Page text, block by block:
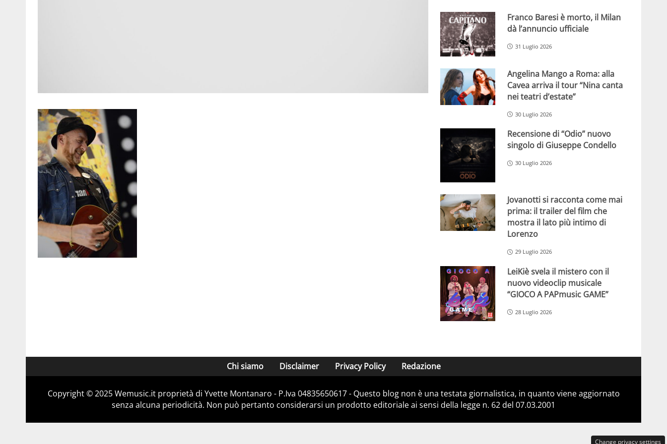
Franco Baresi è morto, il Milan
dà l’annuncio ufficiale
31 Luglio 2026
Angelina Mango a Roma: alla
Cavea arriva il tour “Nina canta
nei teatri d’estate”
30 Luglio 2026
Recensione di “Odio” nuovo
singolo di Giuseppe Condello
30 Luglio 2026
Jovanotti si racconta come mai
prima: il trailer del film che
mostra il lato più intimo di
Lorenzo
29 Luglio 2026
LeiKiè svela il mistero con il
nuovo videoclip musicale
“GIOCO A PAPmusic GAME”
28 Luglio 2026
Chi siamo Disclaimer Privacy Policy Redazione
Copyright © 2025 Wemusic.it proprietà di Yvette Montanaro - P.Iva 04835650617 - Questo blog non è una testata giornalistica, in quanto viene aggiornato
senza alcuna periodicità. Non può pertanto considerarsi un prodotto editoriale ai sensi della legge n. 62 del 07.03.2001
Change privacy settings